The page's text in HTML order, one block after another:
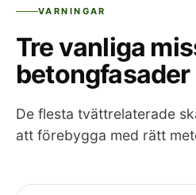
VARNINGAR
Tre vanliga
betongfasader
De flesta tvättrelaterade
att förebygga med rätt